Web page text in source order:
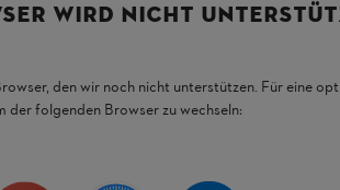
Leistungsstark und
WIRD NICHT
den wir noch nicht unterstützen. Für eine
der folgenden Browser zu wechseln: